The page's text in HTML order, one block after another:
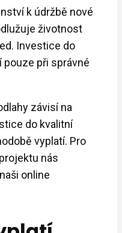
k údržbě nové
životnost
Investice do
pouze při správné
závisí na
do kvalitní
vyplatí. Pro
nás
online